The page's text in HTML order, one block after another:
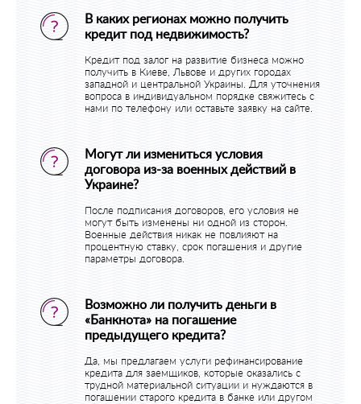
В каких регионах можно получить
кредит под недвижимость?
Кредит под залог на развитие бизнеса можно
получить в Киеве, Львове и других городах
западной и центральной Украины. Для уточнения
вопроса в индивидуальном порядке свяжитесь с
нами по телефону или оставьте заявку на сайте.
Могут ли измениться условия
договора из-за военных действий в
Украине?
После подписания договоров, его условия не
могут быть изменены ни одной из сторон.
Военные действия никак не повлияют на
процентную ставку, срок погашения и другие
параметры договора.
Возможно ли получить деньги в
«Банкнота» на погашение
предыдущего кредита?
Да, мы предлагаем услуги рефинансирование
кредита для заемщиков, которые оказались с
трудной материальной ситуации и нуждаются в
погашении старого кредита в банке или другом